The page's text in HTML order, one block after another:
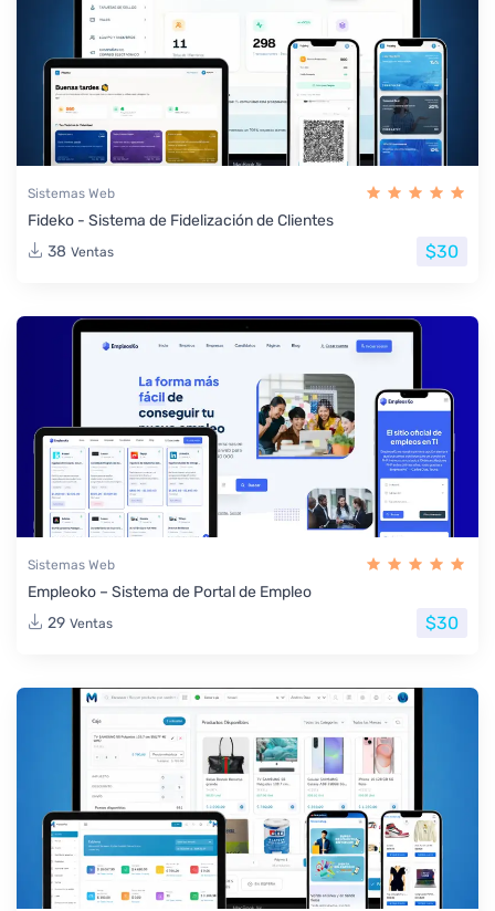
Sistemas Web
Fideko - Sistema de Fidelización de Clientes
38 Ventas $30
Sistemas Web
Empleoko – Sistema de Portal de Empleo
29 Ventas $30